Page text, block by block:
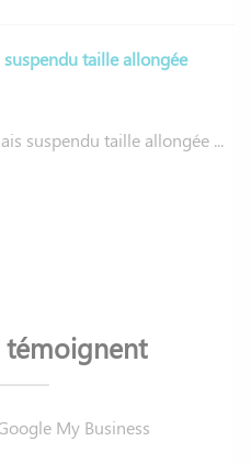
suspendu taille allongée
suspendu taille allongée ...
témoignent
My Business